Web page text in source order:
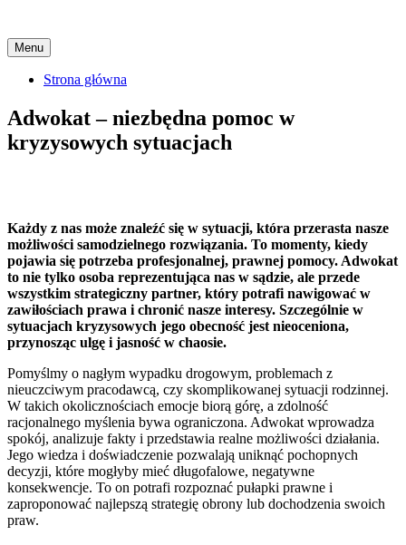
Menu Skip
to
content
Strona główna
Adwokat – niezbędna pomoc w
kryzysowych sytuacjach
Każdy z nas może znaleźć się w sytuacji, która przerasta nasze
możliwości samodzielnego rozwiązania. To momenty, kiedy
pojawia się potrzeba profesjonalnej, prawnej pomocy. Adwokat
to nie tylko osoba reprezentująca nas w sądzie, ale przede
wszystkim strategiczny partner, który potrafi nawigować w
zawiłościach prawa i chronić nasze interesy. Szczególnie w
sytuacjach kryzysowych jego obecność jest nieoceniona,
przynosząc ulgę i jasność w chaosie.
Pomyślmy o nagłym wypadku drogowym, problemach z
nieuczciwym pracodawcą, czy skomplikowanej sytuacji rodzinnej.
W takich okolicznościach emocje biorą górę, a zdolność
racjonalnego myślenia bywa ograniczona. Adwokat wprowadza
spokój, analizuje fakty i przedstawia realne możliwości działania.
Jego wiedza i doświadczenie pozwalają uniknąć pochopnych
decyzji, które mogłyby mieć długofalowe, negatywne
konsekwencje. To on potrafi rozpoznać pułapki prawne i
zaproponować najlepszą strategię obrony lub dochodzenia swoich
praw.